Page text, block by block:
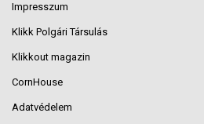
Impresszum
Klikk Polgári Társulás
Klikkout magazin
CornHouse
Adatvédelem